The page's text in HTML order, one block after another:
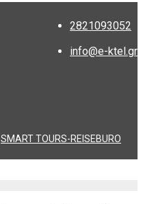
2821093052
info@e-ktel.gr
SMART TOURS-REISEBURO